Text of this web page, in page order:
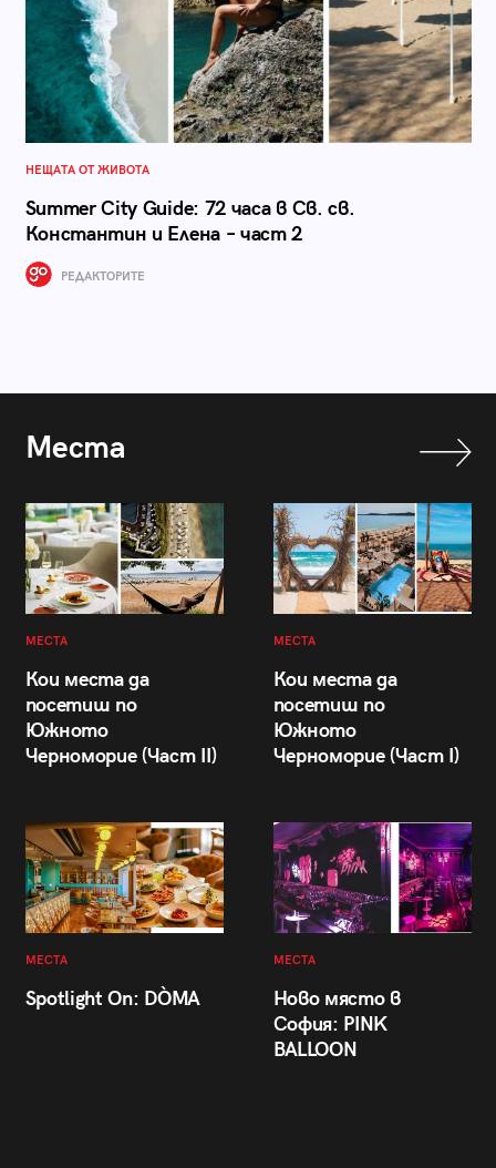
НЕЩАТА ОТ ЖИВОТА
Summer City Guide: 72 часа в Св. св.
Константин и Елена – част 2
РЕДАКТОРИТЕ
Места
МЕСТА
Кои места да
посетиш по
Южното
Черноморие (Част II)
МЕСТА
Кои места да
посетиш по
Южното
Черноморие (Част I)
МЕСТА
Spotlight On: DÒMA
МЕСТА
Ново място в
София: PINK
BALLOON